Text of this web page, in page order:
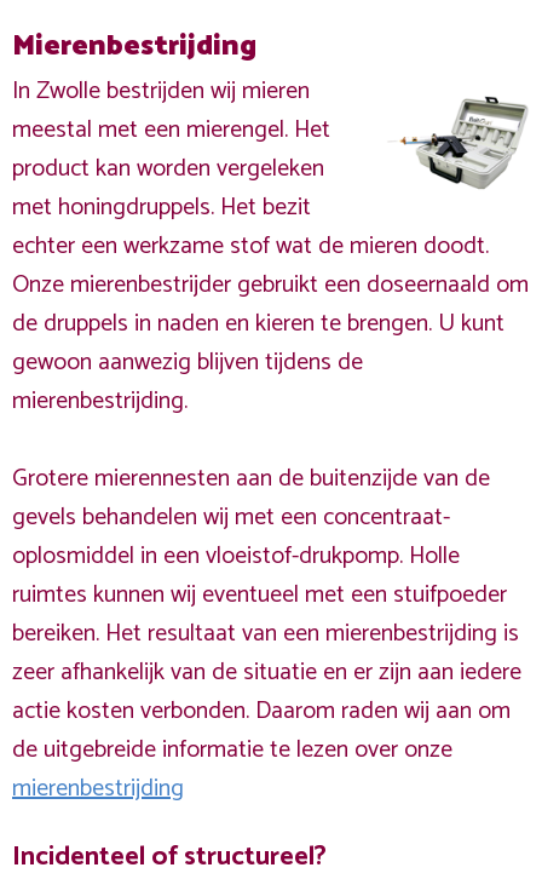
Mierenbestrijding
In Zwolle bestrijden wij mieren
meestal met een mierengel. Het
product kan worden vergeleken
met honingdruppels. Het bezit
echter een werkzame stof wat de mieren doodt.
Onze mierenbestrijder gebruikt een doseernaald om
de druppels in naden en kieren te brengen. U kunt
gewoon aanwezig blijven tijdens de
mierenbestrijding.
Grotere mierennesten aan de buitenzijde van de
gevels behandelen wij met een concentraat-
oplosmiddel in een vloeistof-drukpomp. Holle
ruimtes kunnen wij eventueel met een stuifpoeder
bereiken. Het resultaat van een mierenbestrijding is
zeer afhankelijk van de situatie en er zijn aan iedere
actie kosten verbonden. Daarom raden wij aan om
de uitgebreide informatie te lezen over onze
mierenbestrijding
Incidenteel of structureel?